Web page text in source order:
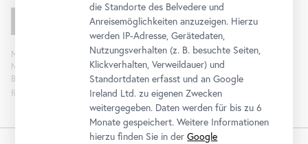
Mit „Registrieren“ stimmen Sie der Verarbeitung Ihrer Daten sowie Analyse der
Newsletterinteraktion zum Zweck der Newsletterzusendung durch das
Belvedere zu. Die Einwilligung kann widerrufen werden. Weitere Informationen
finden Sie
die Standorte des Belvedere und
Anreisemöglichkeiten anzuzeigen. Hierzu
werden IP-Adresse, Gerätedaten,
Nutzungsverhalten (z. B. besuchte Seiten,
Klickverhalten, Verweildauer) und
Standortdaten erfasst und an Google
Ireland Ltd. zu eigenen Zwecken
weitergegeben. Daten werden für bis zu 6
Monate gespeichert. Weitere Informationen
hierzu finden Sie in derGoogle